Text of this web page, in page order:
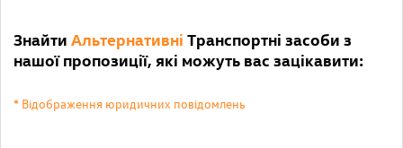
Знайти Альтернативні Транспортні засоби з
нашої пропозиції, які можуть вас зацікавити:
* Відображення юридичних повідомлень